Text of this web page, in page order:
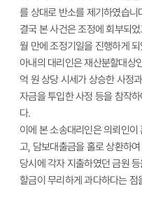
를 상대로 반소를 제기하였습니
결국 본 사건은 조정에 회부되었
월 만에 조정기일을 진행하게
아내의 대리인은 재산분할대상
억 원 상당 시세가 상승한 사정
자금을 투입한 사정 등을 참작
다.
이에 본 소송대리인은 의뢰인이
고, 담보대출금을 홀로 상환하여
당시에 각자 지출하였던 금원
할금이 무리하게 과다하다는